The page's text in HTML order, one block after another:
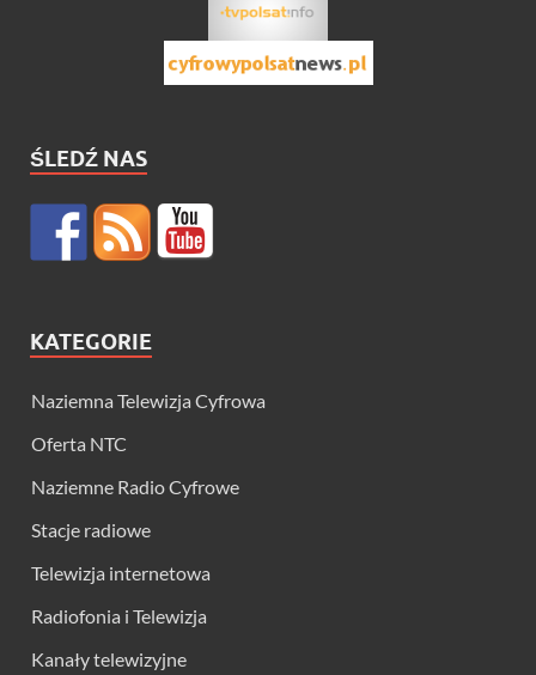
ŚLEDŹ NAS
KATEGORIE
Naziemna Telewizja Cyfrowa
Oferta NTC
Naziemne Radio Cyfrowe
Stacje radiowe
Telewizja internetowa
Radiofonia i Telewizja
Kanały telewizyjne